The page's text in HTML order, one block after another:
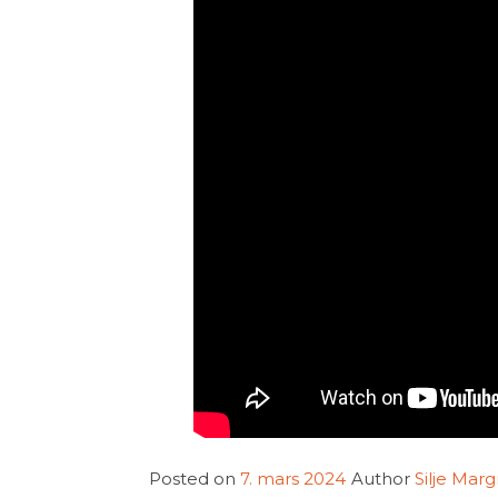
Posted on7. mars 2024 AuthorSilje